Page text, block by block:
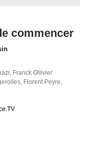
commencer
, Franck Ollivier
, Florent Peyre,